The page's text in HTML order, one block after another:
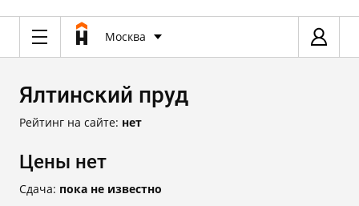
Москва
Ялтинский пруд
Рейтинг на сайте: нет
Цены нет
Сдача: пока не известно